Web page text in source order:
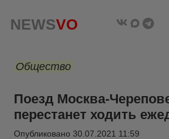
NEWSVO
Общество
Поезд Москва-
перестанет ходить
Опубликовано 30.07.2021 11:59